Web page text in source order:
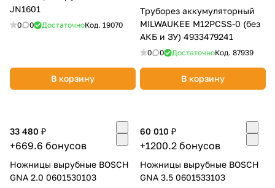
JN1601
0 0 ДостаточноКод. 19070
В корзину
Труборез аккумуляторный
MILWAUKEE M12PCSS-0 (без
АКБ и ЗУ) 4933479241
0 0 ДостаточноКод. 87939
В корзину
33 480 ₽
+669.6 бонусов
Ножницы вырубные BOSCH
GNA 2.0 0601530103
60 010 ₽
+1200.2 бонусов
Ножницы вырубные BOSCH
GNA 3.5 0601533103
раз в 2 недели